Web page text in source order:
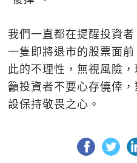
我們一直都在提醒投資
一隻即將退市的股票面
此的不理性，無視風險
籲投資者不要心存僥倖
設保持敬畏之心。